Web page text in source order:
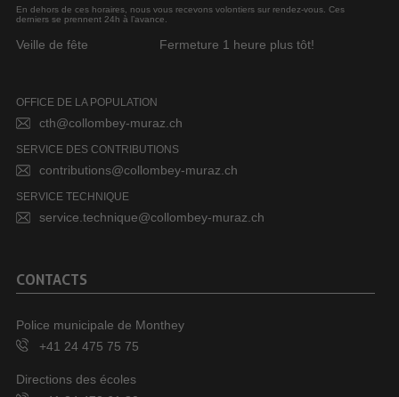
En dehors de ces horaires, nous vous recevons volontiers sur rendez-vous. Ces
derniers se prennent 24h à l’avance.
Veille de fête Fermeture 1 heure plus tôt!
OFFICE DE LA POPULATION
cth@collombey-muraz.ch
SERVICE DES CONTRIBUTIONS
contributions@collombey-muraz.ch
SERVICE TECHNIQUE
service.technique@collombey-muraz.ch
CONTACTS
Police municipale de Monthey
+41 24 475 75 75
Directions des écoles